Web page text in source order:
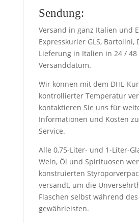
Sendung:
Versand in ganz Italien und
Expresskurier GLS, Bartolini,
Lieferung in Italien in 24 / 48
Versanddatum.
Wir können mit dem DHL-
kontrollierter Temperatur
kontaktieren Sie uns für
Informationen und Kosten
Service.
Alle 0,75-Liter- und 1-Liter-
Wein, Öl und Spirituosen
konstruierten
versandt, um die
Flaschen selbst während
gewährleisten.